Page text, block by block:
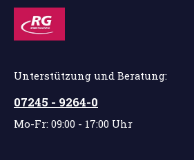
Unterstützung und Beratung:
07245 - 9264-0
Mo-Fr: 09:00 - 17:00 Uhr